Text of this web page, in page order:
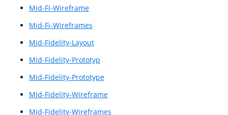
Large Language Model
Large Language Models
Low Fidelity Prototypes
Low Fidelity Wireframes